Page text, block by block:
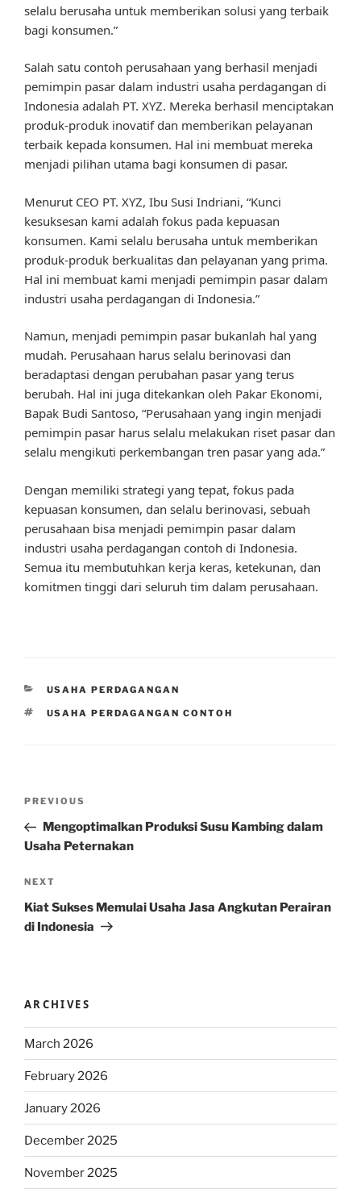
selalu berusaha untuk memberikan solusi yang terbaik
bagi konsumen.”
Salah satu contoh perusahaan yang berhasil menjadi
pemimpin pasar dalam industri usaha perdagangan di
Indonesia adalah PT. XYZ. Mereka berhasil menciptakan
produk-produk inovatif dan memberikan pelayanan
terbaik kepada konsumen. Hal ini membuat mereka
menjadi pilihan utama bagi konsumen di pasar.
Menurut CEO PT. XYZ, Ibu Susi Indriani, “Kunci
kesuksesan kami adalah fokus pada kepuasan
konsumen. Kami selalu berusaha untuk memberikan
produk-produk berkualitas dan pelayanan yang prima.
Hal ini membuat kami menjadi pemimpin pasar dalam
industri usaha perdagangan di Indonesia.”
Namun, menjadi pemimpin pasar bukanlah hal yang
mudah. Perusahaan harus selalu berinovasi dan
beradaptasi dengan perubahan pasar yang terus
berubah. Hal ini juga ditekankan oleh Pakar Ekonomi,
Bapak Budi Santoso, “Perusahaan yang ingin menjadi
pemimpin pasar harus selalu melakukan riset pasar dan
selalu mengikuti perkembangan tren pasar yang ada.”
Dengan memiliki strategi yang tepat, fokus pada
kepuasan konsumen, dan selalu berinovasi, sebuah
perusahaan bisa menjadi pemimpin pasar dalam
industri usaha perdagangan contoh di Indonesia.
Semua itu membutuhkan kerja keras, ketekunan, dan
komitmen tinggi dari seluruh tim dalam perusahaan.
CATEGORIES
USAHA PERDAGANGAN
TAGS
USAHA PERDAGANGAN CONTOH
Previous
Post
PREVIOUS
Mengoptimalkan Produksi Susu Kambing dalam
Usaha Peternakan
Next
Post
NEXT
Kiat Sukses Memulai Usaha Jasa Angkutan Perairan
di Indonesia
ARCHIVES
March 2026
February 2026
January 2026
December 2025
November 2025